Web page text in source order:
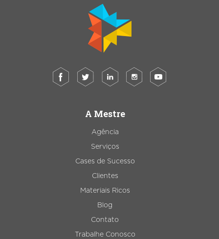
A Mestre
Agência
Serviços
Cases de Sucesso
Clientes
Materiais Ricos
Blog
Contato
Trabalhe Conosco